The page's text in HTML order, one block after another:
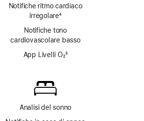
Notifiche ritmo cardiaco
irregolare4
Notifiche tono
cardiovascolare basso
App Livelli O₂5
Analisi del sonno